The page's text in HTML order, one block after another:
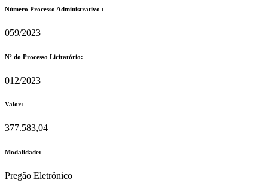
Número Processo Administrativo :
059/2023
Nº do Processo Licitatório:
012/2023
Valor:
377.583,04
Modalidade:
Pregão Eletrônico